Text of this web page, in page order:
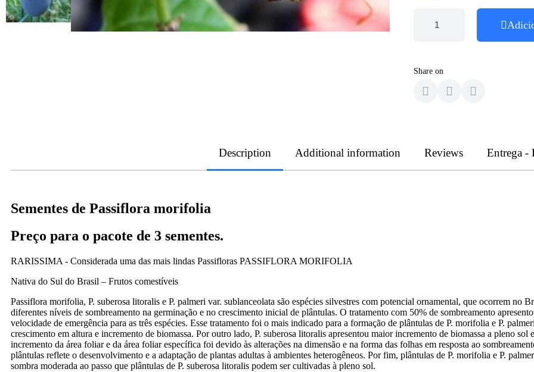
Share on
Description Additional information Reviews Entrega -
Sementes de Passiflora morifolia
Preço para o pacote de 3 sementes.
RARISSIMA - Considerada uma das mais lindas Passifloras PASSIFLORA MORIFOLIA
Nativa do Sul do Brasil – Frutos comestíveis
Passiflora morifolia, P. suberosa litoralis e P. palmeri var. sublanceolata são espécies silvestres com potencial ornamental, que ocorrem no
diferentes níveis de sombreamento na germinação e no crescimento inicial de plântulas. O tratamento com 50% de sombreamento
velocidade de emergência para as três espécies. Esse tratamento foi o mais indicado para a formação de plântulas de P. morifolia e P.
crescimento em altura e incremento de biomassa. Por outro lado, P. suberosa litoralis apresentou maior incremento de biomassa a pleno
incremento da área foliar e da área foliar específica foi devido às alterações na dimensão e na forma das folhas em resposta ao
plântulas reflete o desenvolvimento e a adaptação de plantas adultas à ambientes heterogêneos. Por fim, plântulas de P. morifolia e P.
sombra moderada ao passo que plântulas de P. suberosa litoralis podem ser cultivadas à pleno sol.